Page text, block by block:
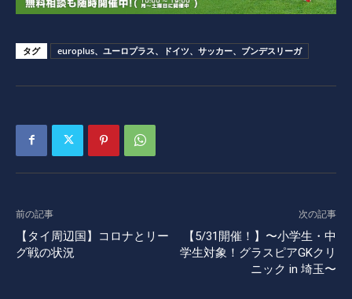
タグ europlus、ユーロプラス、ドイツ、サッカー、ブンデスリーガ
前の記事
【タイ周辺国】コロナとリー
グ戦の状況
次の記事
【5/31開催！】〜小学生・中
学生対象！グラスピアGKクリ
ニック in 埼玉〜